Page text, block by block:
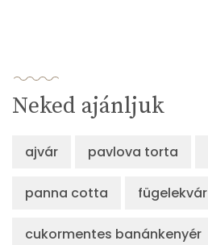
Neked ajánljuk
ajvár pavlova torta
panna cotta fügelekvár
cukormentes banánkenyér